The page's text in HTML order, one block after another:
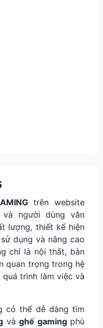
trên website
người dùng văn
lượng, thiết kế hiện
dụng và nâng cao
chỉ là nội thất, bàn
quan trọng trong hệ
trình làm việc và
có thể dễ dàng tìm
và ghế gamingphù